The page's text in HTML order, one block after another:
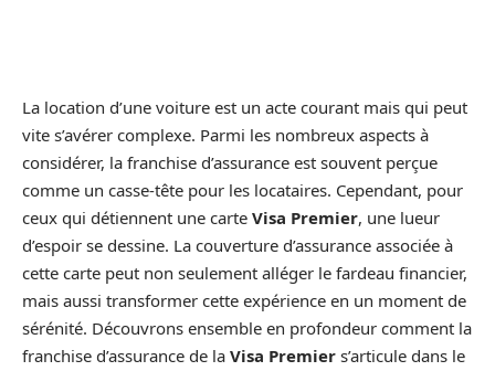
La location d’une voiture est un acte courant mais qui peut
vite s’avérer complexe. Parmi les nombreux aspects à
considérer, la franchise d’assurance est souvent perçue
comme un casse-tête pour les locataires. Cependant, pour
ceux qui détiennent une carte Visa Premier, une lueur
d’espoir se dessine. La couverture d’assurance associée à
cette carte peut non seulement alléger le fardeau financier,
mais aussi transformer cette expérience en un moment de
sérénité. Découvrons ensemble en profondeur comment la
franchise d’assurance de la Visa Premier s’articule dans le